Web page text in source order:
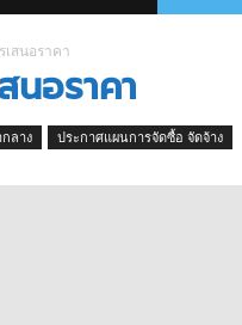
สนอราคา
นอราคา
ลาง ประกาศแผนการจัดซื้อ จัดจ้าง